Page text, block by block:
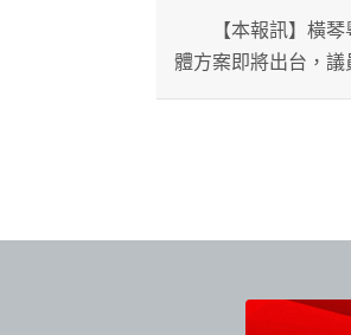
【本報訊】橫琴
體方案即將出台，議
導